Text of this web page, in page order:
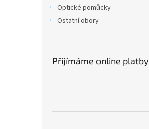
Optické pomůcky
Ostatní obory
Přijímáme online platby